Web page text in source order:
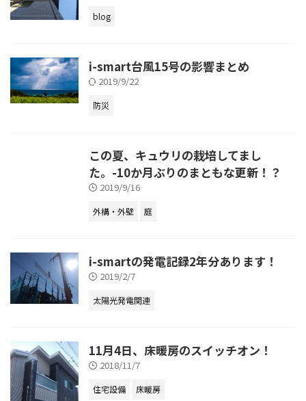
blog
i-smart台風15号の影響まとめ
2019/9/22
防災
この夏、キュウリの栽培してまし
た。-10か月ぶりのまともな更新！？
2019/9/16
外構・外壁 庭
i-smartの発電記録2年分あります！
2019/2/7
太陽光発電関連
11月4日、床暖房のスイッチオン！
2018/11/7
住宅設備 床暖房